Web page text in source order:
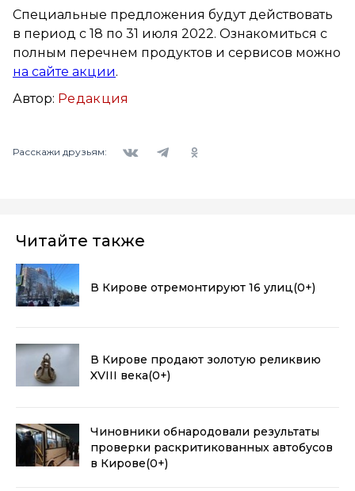
Специальные предложения будут действовать
в период с 18 по 31 июля 2022. Ознакомиться с
полным перечнем продуктов и сервисов можно
на сайте акции.
Автор: Редакция
Расскажи друзьям:
Читайте также
В Кирове отремонтируют 16 улиц(0+)
В Кирове продают золотую реликвию
XVIII века(0+)
Чиновники обнародовали результаты
проверки раскритикованных автобусов
в Кирове(0+)